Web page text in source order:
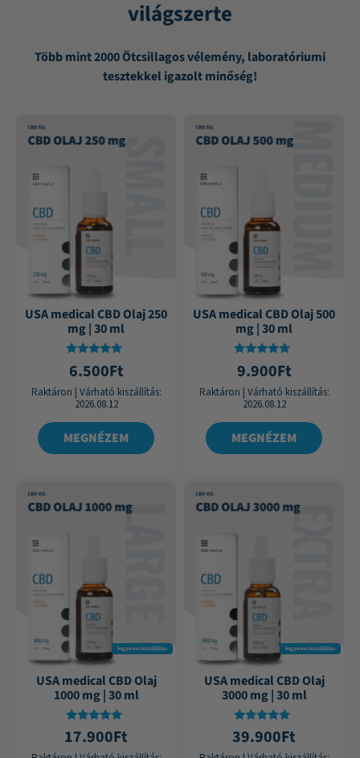
világszerte
Több mint 2000 Ötcsillagos vélemény, laboratóriumi
tesztekkel igazolt minőség!
USA medical CBD Olaj 250
mg | 30 ml
Értékelés:
4.75
/ 5
6.500Ft
Raktáron | Várható kiszállítás:
2026.08.12
MEGNÉZEM
USA medical CBD Olaj 500
mg | 30 ml
Értékelés:
4.84
/ 5
9.900Ft
Raktáron | Várható kiszállítás:
2026.08.12
MEGNÉZEM
Ingyenes kiszállítás
USA medical CBD Olaj
1000 mg | 30 ml
Értékelés:
4.87
/ 5
17.900Ft
Ingyenes kiszállítás
USA medical CBD Olaj
3000 mg | 30 ml
Értékelés:
4.88
/ 5
39.900Ft